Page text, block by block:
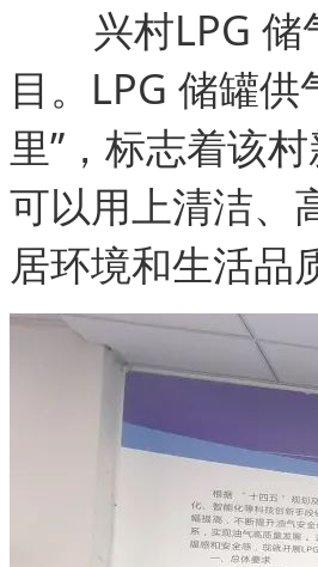
兴村LPG
目。LPG 储罐
里”，标志着该
可以用上清洁、
居环境和生活品